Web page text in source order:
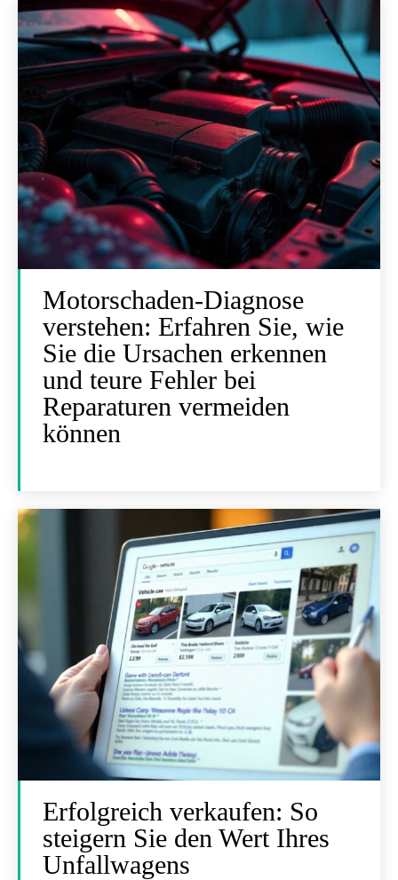
Motorschaden-Diagnose
verstehen: Erfahren Sie, wie
Sie die Ursachen erkennen
und teure Fehler bei
Reparaturen vermeiden
können
Erfolgreich verkaufen: So
steigern Sie den Wert Ihres
Unfallwagens